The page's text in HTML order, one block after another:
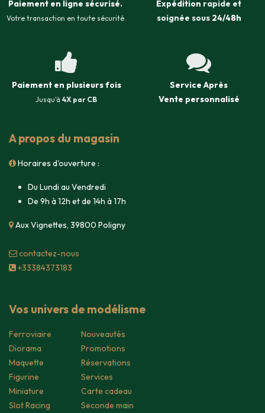
Paiement en ligne sécurisé.
Votre transaction en toute sécurité.
Expédition rapide et
soignée sous 24/48h
Paiement en plusieurs fois
Jusqu'à 4X par CB
Service Après
Vente personnalisé
A propos du magasin
Horaires d'ouverture :
Du Lundi au Vendredi
De 9h à 12h et de 14h à 17h
Aux Vignettes, 39800 Poligny
contacte​z-nous
+33384373183
Vos univers de modélisme
Ferroviaire
Diorama
Maquette
Figurine
Miniature
Slot Racing
Nouveautés
Promotions
Réservations
Services
Carte cadeau
Seconde main